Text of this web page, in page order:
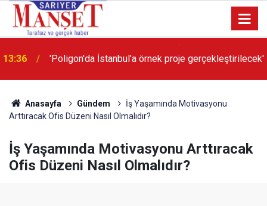
13:36 'Poligon'da İstanbul'a örnek proje gerçekleştirilecek'
Anasayfa Gündem
İş Yaşamında Motivasyonu
Arttıracak Ofis Düzeni Nasıl Olmalıdır?
İş Yaşamında Motivasyonu Arttıracak
Ofis Düzeni Nasıl Olmalıdır?